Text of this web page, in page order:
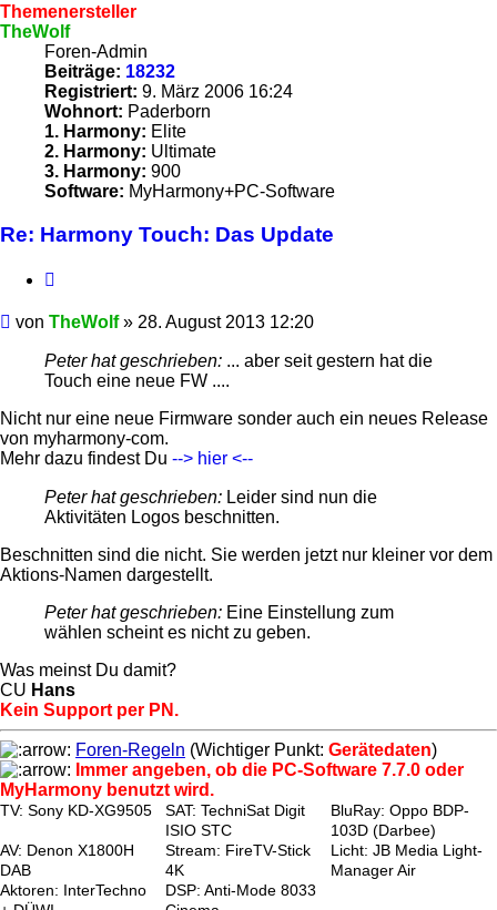
Themenersteller
TheWolf
Foren-Admin
Beiträge: 18232
Registriert: 9. März 2006 16:24
Wohnort: Paderborn
1. Harmony: Elite
2. Harmony: Ultimate
3. Harmony: 900
Software: MyHarmony+PC-Software
Re: Harmony Touch: Das Update
Beitrag
von TheWolf» 28. August 2013 12:20
Peter hat geschrieben: ... aber seit gestern hat die
Touch eine neue FW ....
Nicht nur eine neue Firmware sonder auch ein neues Release
von myharmony-com.
Mehr dazu findest Du --> hier <--
Peter hat geschrieben: Leider sind nun die
Aktivitäten Logos beschnitten.
Beschnitten sind die nicht. Sie werden jetzt nur kleiner vor dem
Aktions-Namen dargestellt.
Peter hat geschrieben: Eine Einstellung zum
wählen scheint es nicht zu geben.
Was meinst Du damit?
CU Hans
Kein Support per PN.
Foren-Regeln (Wichtiger Punkt: Gerätedaten)
Immer angeben, ob die PC-Software 7.7.0 oder
MyHarmony benutzt wird.
TV: Sony KD-XG9505
SAT: TechniSat Digit
ISIO STC
BluRay: Oppo BDP-
103D (Darbee)
AV: Denon X1800H
DAB
Stream: FireTV-Stick
4K
Licht: JB Media Light-
Manager Air
Aktoren: InterTechno
DSP: Anti-Mode 8033